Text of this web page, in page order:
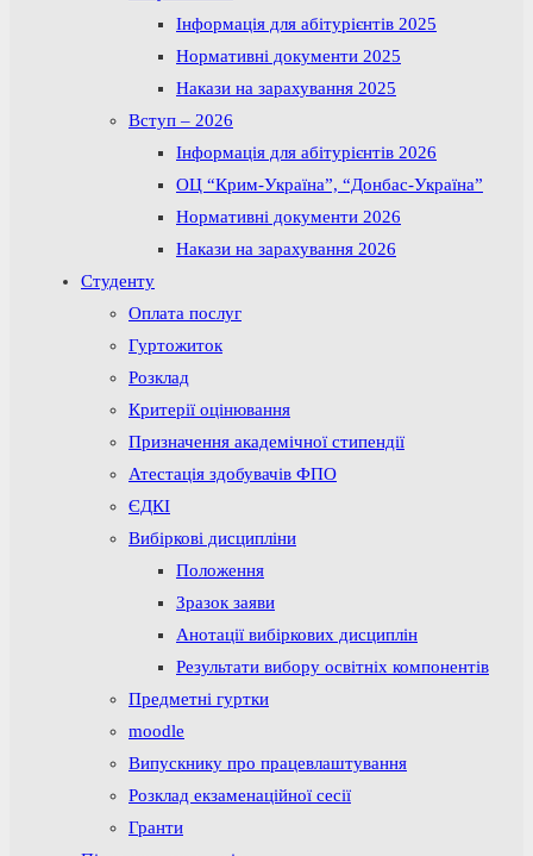
Інформація для абітурієнтів 2025
Нормативні документи 2025
Накази на зарахування 2025
Вступ – 2026
Інформація для абітурієнтів 2026
ОЦ “Крим-Україна”, “Донбас-Україна”
Нормативні документи 2026
Накази на зарахування 2026
Студенту
Оплата послуг
Гуртожиток
Розклад
Критерії оцінювання
Призначення академічної стипендії
Атестація здобувачів ФПО
ЄДКІ
Вибіркові дисципліни
Положення
Зразок заяви
Анотації вибіркових дисциплін
Результати вибору освітніх компонентів
Предметні гуртки
moodle
Випускнику про працевлаштування
Розклад екзаменаційної сесії
Гранти